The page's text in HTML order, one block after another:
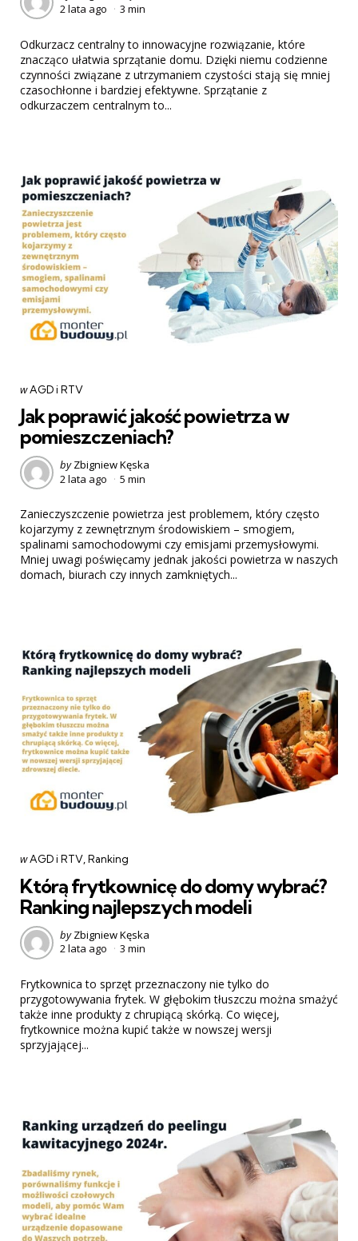
by
2 lata ago
3 min
Odkurzacz centralny to innowacyjne rozwiązanie, które
znacząco ułatwia sprzątanie domu. Dzięki niemu codzienne
czynności związane z utrzymaniem czystości stają się mniej
czasochłonne i bardziej efektywne. Sprzątanie z
odkurzaczem centralnym to...
Categories
post
wAGD i RTV
Jak poprawić jakość powietrza w
pomieszczeniach?
Posted
by
by Zbigniew Kęska
2 lata ago
5 min
Zanieczyszczenie powietrza jest problemem, który często
kojarzymy z zewnętrznym środowiskiem – smogiem,
spalinami samochodowymi czy emisjami przemysłowymi.
Mniej uwagi poświęcamy jednak jakości powietrza w naszych
domach, biurach czy innych zamkniętych...
Categories
post
wAGD i RTV Ranking
Którą frytkownicę do domy wybrać?
Ranking najlepszych modeli
Posted
by
by Zbigniew Kęska
2 lata ago
3 min
Frytkownica to sprzęt przeznaczony nie tylko do
przygotowywania frytek. W głębokim tłuszczu można smażyć
także inne produkty z chrupiącą skórką. Co więcej,
frytkownice można kupić także w nowszej wersji
sprzyjającej...